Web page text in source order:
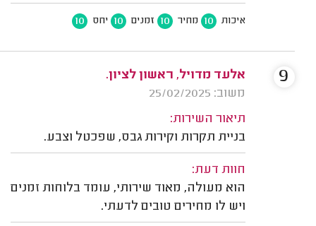
איכות 10 מחיר 10 זמנים 10 יחס 10
אלעד מדויל, ראשון לציון.
משוב: 25/02/2025
תיאור השירות:
בניית תקרות וקירות גבס, שפכטל וצבע.
חוות דעת:
הוא מעולה, מאוד שירותי, עומד בלוחות זמנים
ויש לו מחירים טובים לדעתי.
9